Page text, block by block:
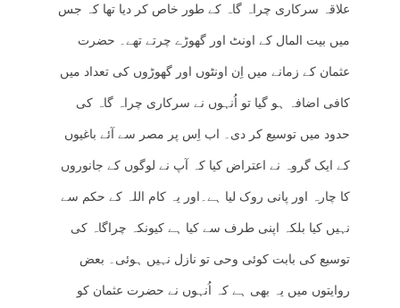
علاقہ سرکاری چراہ گاہ کے طور خاص کر دیا تھا کہ جس
میں بیت المال کے اونٹ اور گھوڑے چرتے تھے۔ حضرت
عثمان کے زمانے میں اِن اونٹوں اور گھوڑوں کی تعداد میں
کافی اضافہ ہو گیا تو اُنہوں نے سرکاری چراہ گاہ کی
حدود میں توسیع کر دی۔ اب اِس پر مصر سے آئے باغیوں
کے ایک گروہ نے اعتراض کیا کہ آپ نے لوگوں کے جانوروں
کا چارہ اور پانی روک لیا ہے۔اور یہ کام اللہ کے حکم سے
نہیں کیا بلکہ اپنی طرف سے کیا ہے کیونکہ چراگاہ کی
توسیع کی بابت کوئی وحی تو نازل نہیں ہوئی۔ بعض
روایتوں میں یہ بھی ہے کہ اُنہوں نے حضرت عثمان کو